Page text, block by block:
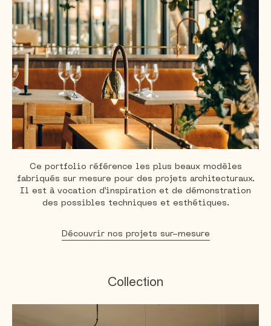
Ce portfolio référence les plus beaux modèles
fabriqués sur mesure pour des projets architecturaux.
Il est à vocation d’inspiration et de démonstration
des possibles techniques et esthétiques.
Découvrir nos projets sur-mesure
Collection